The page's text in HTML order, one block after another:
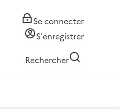
Se connecter
S'enregistrer
Rechercher